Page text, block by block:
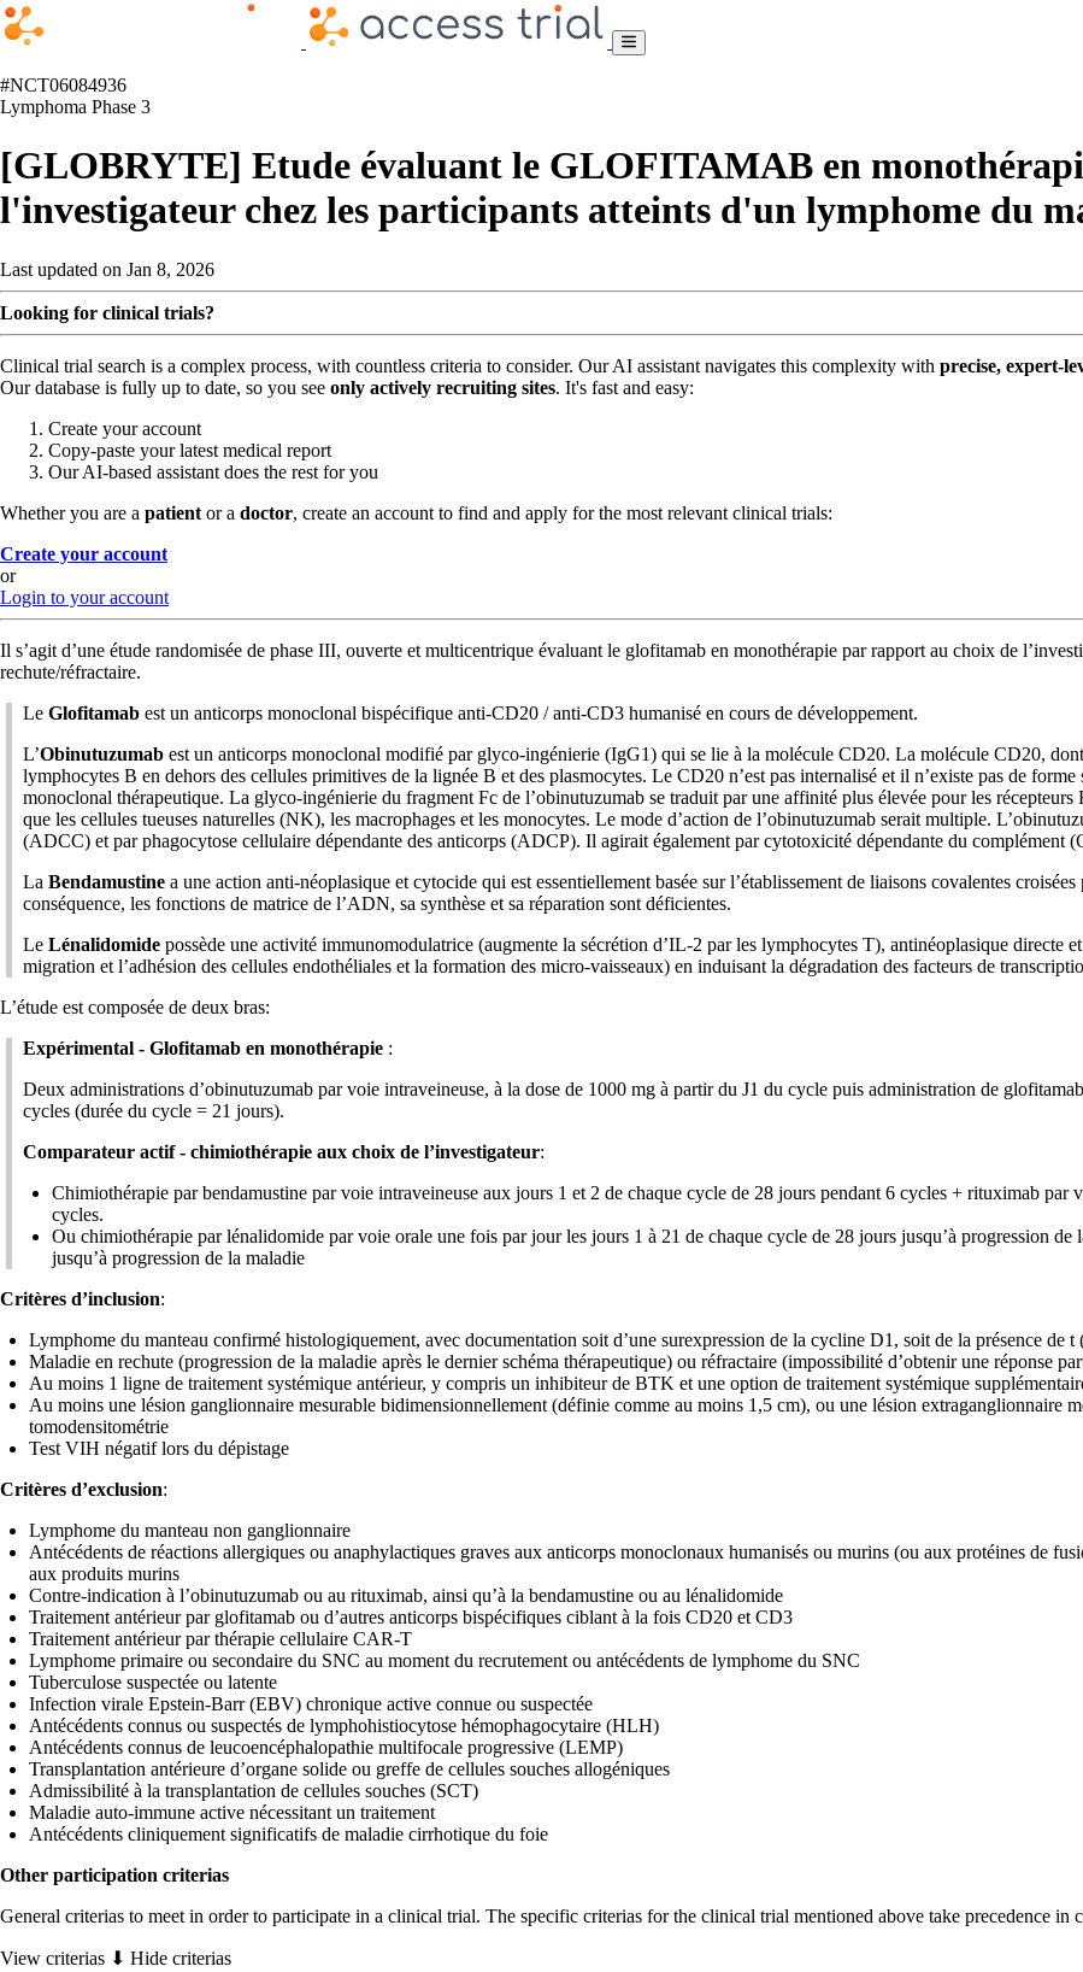
#NCT06084936
Lymphoma Phase 3
[GLOBRYTE] Etude évaluant le GLOFITAMAB en
l'investigateur chez les participants atteints d'un lymphome du
Last updated on Jan 8, 2026
Looking for clinical trials?
Clinical trial search is a complex process, with countless criteria to consider. Our AI assistant navigates this complexity with precise, expert-
Our database is fully up to date, so you see only actively recruiting sites. It's fast and easy:
Create your account
Copy-paste your latest medical report
Our AI-based assistant does the rest for you
Whether you are a patient or a doctor, create an account to find and apply for the most relevant clinical trials:
Create your account
or
Login to your account
Il s’agit d’une étude randomisée de phase III, ouverte et multicentrique évaluant le glofitamab en monothérapie par rapport au choix de
rechute/​réfractaire.
LeGlofitamab est un anticorps monoclonal bispécifique anti-CD20 / anti-CD3 humanisé en cours de développement.
L’Obinutuzumab est un anticorps monoclonal modifié par glyco-ingénierie (IgG1) qui se lie à la molécule CD20. La molécule CD20,
lymphocytes B en dehors des cellules primitives de la lignée B et des plasmocytes. Le CD20 n’est pas internalisé et il n’existe pas de
monoclonal thérapeutique. La glyco-ingénierie du fragment Fc de l’obinutuzumab se traduit par une affinité plus élevée pour les
que les cellules tueuses naturelles (NK), les macrophages et les monocytes. Le mode d’action de l’obinutuzumab serait multiple.
(ADCC) et par phagocytose cellulaire dépendante des anticorps (ADCP). Il agirait également par cytotoxicité dépendante du complément
LaBendamustine a une action anti-néoplasique et cytocide qui est essentiellement basée sur l’établissement de liaisons covalentes
conséquence, les fonctions de matrice de l’ADN, sa synthèse et sa réparation sont déficientes.
LeLénalidomide possède une activité immunomodulatrice (augmente la sécrétion d’IL-2 par les lymphocytes T), antinéoplasique directe
migration et l’adhésion des cellules endothéliales et la formation des micro-vaisseaux) en induisant la dégradation des facteurs de
L’étude est composée de deux bras:
Expérimental - Glofitamab en monothérapie :
Deux administrations d’obinutuzumab par voie intraveineuse, à la dose de 1000 mg à partir du J1 du cycle puis administration de
cycles (durée du cycle = 21 jours).
Comparateur actif - chimiothérapie aux choix de l’investigateur:
Chimiothérapie par bendamustine par voie intraveineuse aux jours 1 et 2 de chaque cycle de 28 jours pendant 6 cycles + rituximab
cycles.
Ou chimiothérapie par lénalidomide par voie orale une fois par jour les jours 1 à 21 de chaque cycle de 28 jours jusqu’à progression
jusqu’à progression de la maladie
Critères d’inclusion:
Lymphome du manteau confirmé histologiquement, avec documentation soit d’une surexpression de la cycline D1, soit de la présence de t
Maladie en rechute (progression de la maladie après le dernier schéma thérapeutique) ou réfractaire (impossibilité d’obtenir une réponse
Au moins 1 ligne de traitement systémique antérieur, y compris un inhibiteur de BTK et une option de traitement systémique
Au moins une lésion ganglionnaire mesurable bidimensionnellement (définie comme au moins 1,5 cm), ou une lésion extraganglionnaire
tomodensitométrie
Test VIH négatif lors du dépistage
Critères d’exclusion:
Lymphome du manteau non ganglionnaire
Antécédents de réactions allergiques ou anaphylactiques graves aux anticorps monoclonaux humanisés ou murins (ou aux protéines de
aux produits murins
Contre-indication à l’obinutuzumab ou au rituximab, ainsi qu’à la bendamustine ou au lénalidomide
Traitement antérieur par glofitamab ou d’autres anticorps bispécifiques ciblant à la fois CD20 et CD3
Traitement antérieur par thérapie cellulaire CAR-T
Lymphome primaire ou secondaire du SNC au moment du recrutement ou antécédents de lymphome du SNC
Tuberculose suspectée ou latente
Infection virale Epstein-Barr (EBV) chronique active connue ou suspectée
Antécédents connus ou suspectés de lymphohistiocytose hémophagocytaire (HLH)
Antécédents connus de leucoencéphalopathie multifocale progressive (LEMP)
Transplantation antérieure d’organe solide ou greffe de cellules souches allogéniques
Admissibilité à la transplantation de cellules souches (SCT)
Maladie auto-immune active nécessitant un traitement
Antécédents cliniquement significatifs de maladie cirrhotique du foie
Other participation criterias
General criterias to meet in order to participate in a clinical trial. The specific criterias for the clinical trial mentioned above take precedence in
View criterias ⬇ Hide criterias